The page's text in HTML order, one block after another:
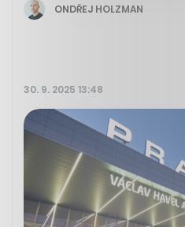
ONDŘEJ HOLZMAN
30. 9. 2025 13:48